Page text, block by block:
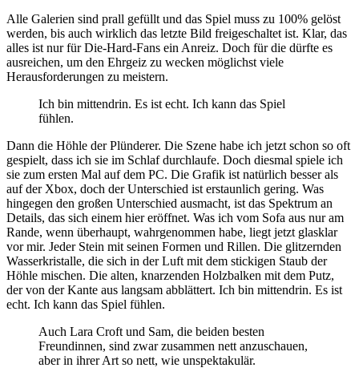
Alle Galerien sind prall gefüllt und das Spiel muss zu 100% gelöst
werden, bis auch wirklich das letzte Bild freigeschaltet ist. Klar, das
alles ist nur für Die-Hard-Fans ein Anreiz. Doch für die dürfte es
ausreichen, um den Ehrgeiz zu wecken möglichst viele
Herausforderungen zu meistern.
Ich bin mittendrin. Es ist echt. Ich kann das Spiel
fühlen.
Dann die Höhle der Plünderer. Die Szene habe ich jetzt schon so oft
gespielt, dass ich sie im Schlaf durchlaufe. Doch diesmal spiele ich
sie zum ersten Mal auf dem PC. Die Grafik ist natürlich besser als
auf der Xbox, doch der Unterschied ist erstaunlich gering. Was
hingegen den großen Unterschied ausmacht, ist das Spektrum an
Details, das sich einem hier eröffnet. Was ich vom Sofa aus nur am
Rande, wenn überhaupt, wahrgenommen habe, liegt jetzt glasklar
vor mir. Jeder Stein mit seinen Formen und Rillen. Die glitzernden
Wasserkristalle, die sich in der Luft mit dem stickigen Staub der
Höhle mischen. Die alten, knarzenden Holzbalken mit dem Putz,
der von der Kante aus langsam abblättert. Ich bin mittendrin. Es ist
echt. Ich kann das Spiel fühlen.
Auch Lara Croft und Sam, die beiden besten
Freundinnen, sind zwar zusammen nett anzuschauen,
aber in ihrer Art so nett, wie unspektakulär.